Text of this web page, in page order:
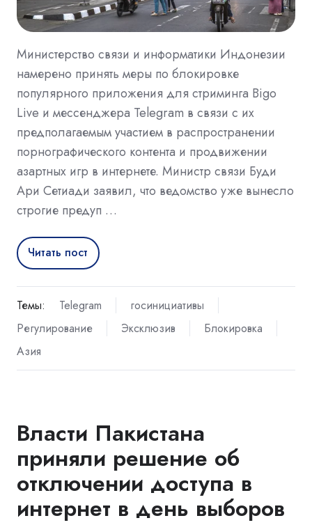
Министерство связи и информатики Индонезии
намерено принять меры по блокировке
популярного приложения для стриминга Bigo
Live и мессенджера Telegram в связи с их
предполагаемым участием в распространении
порнографического контента и продвижении
азартных игр в интернете. Министр связи Буди
Ари Сетиади заявил, что ведомство уже вынесло
строгие предуп …
Читать пост
Темы: Telegram
госинициативы
Регулирование
Эксклюзив
Блокировка
Азия
Власти Пакистана
приняли решение об
отключении доступа в
интернет в день выборов